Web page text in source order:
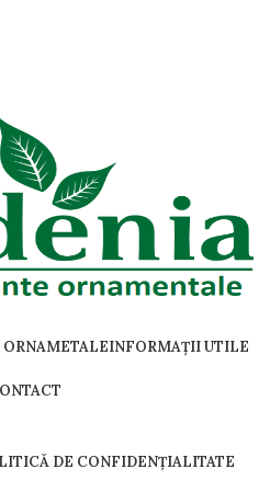
INFORMAȚII UTILE
DE CONFIDENȚIALITATE